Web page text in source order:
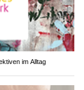
im Alltag